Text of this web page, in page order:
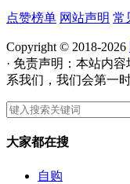
点赞榜单 网站声明 常
Copyright © 2018-2026
· 免责声明：本站内
系我们，我们会第一
大家都在搜
自购